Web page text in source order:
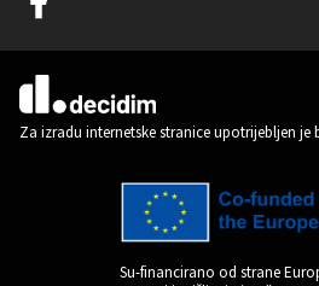
(Vanjska poveznica)
Za izradu internetske stranice upotrijebljen je
Su-financirano od strane